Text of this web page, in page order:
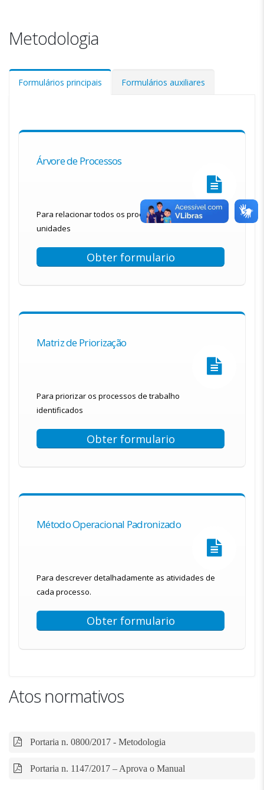
Metodologia
Formulários principais Formulários auxiliares
Árvore de Processos
Para relacionar todos os processos de trabalho das
unidades
Obter formulario
Matriz de Priorização
Para priorizar os processos de trabalho
identificados
Obter formulario
Método Operacional Padronizado
Para descrever detalhadamente as atividades de
cada processo.
Obter formulario
Atos normativos
Portaria n. 0800/2017 - Metodologia
Portaria n. 1147/2017 – Aprova o Manual